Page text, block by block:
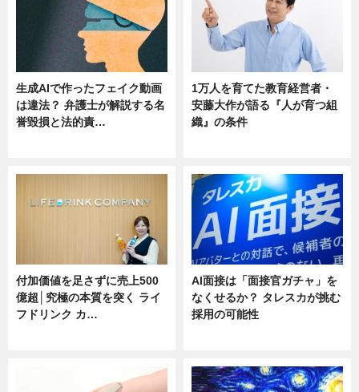
生成AIで作ったフェイク動画
は違法？ 弁護士が解説する名
誉毀損と法的責…
1万人を育てた教育経営者・
安藤大作が語る『人が育つ組
織』の条件
付加価値を足さずに売上500
億超│究極の本質を突く ライ
フドリンク カ…
AI面接は「面接官ガチャ」を
なくせるか？ タレスカが挑む
採用の可能性